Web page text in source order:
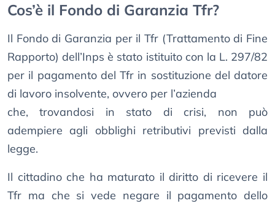
Cos’è il Fondo di Garanzia Tfr?
Il Fondo di Garanzia per il Tfr (Trattamento di Fine
Rapporto) dell’Inps è stato istituito con la L. 297/82
per il pagamento del Tfr in sostituzione del datore
di lavoro insolvente, ovvero per l’azienda
che, trovandosi in stato di crisi, non può
adempiere agli obblighi retributivi previsti dalla
legge.
Il cittadino che ha maturato il diritto di ricevere il
Tfr ma che si vede negare il pagamento dello